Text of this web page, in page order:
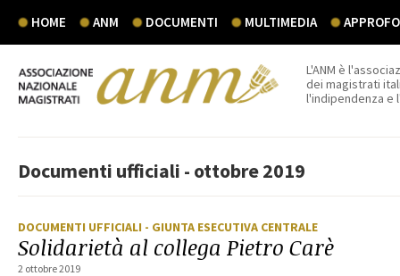
HOME ANM DOCUMENTI MULTIMEDIA
L'ANM è
dei magistrati
l'indipendenza e
Documenti ufficiali - ottobre 2019
DOCUMENTI UFFICIALI - GIUNTA ESECUTIVA CENTRALE
Solidarietà al collega Pietro Carè
2 ottobre 2019